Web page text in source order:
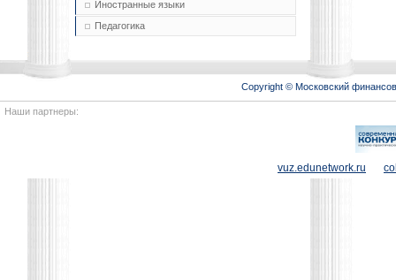
Иностранные языки
Педагогика
Copyright © Московский
Наши партнеры:
vuz.edunetwork.ru